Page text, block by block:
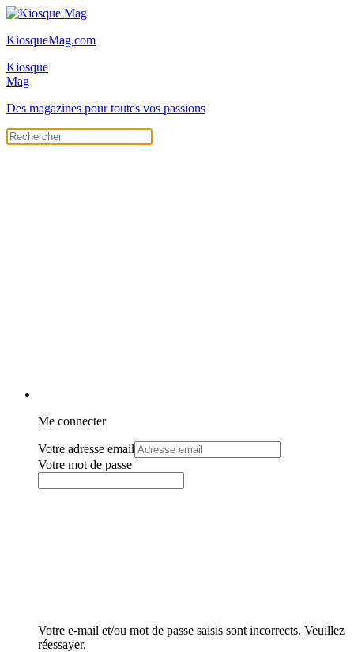
KiosqueMag.com
Kiosque
Mag
Des magazines pour toutes vos passions
Me connecter
Votre adresse email
Votre mot de passe
Votre e-mail et/ou mot de passe saisis sont incorrects. Veuillez
réessayer.